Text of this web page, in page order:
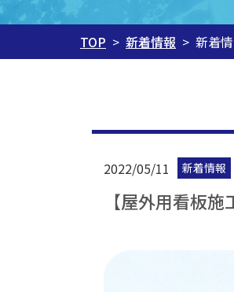
TOP > 新着情報 > 新着情
2022/05/11 新着情報
【屋外用看板